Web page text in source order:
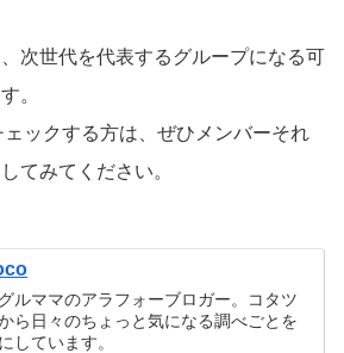
次世代を代表するグループになる可
。
ックする方は、ぜひメンバーそれ
てみてください。
ルママのアラフォーブロガー。コタツ
ら日々のちょっと気になる調べごとを
しています。